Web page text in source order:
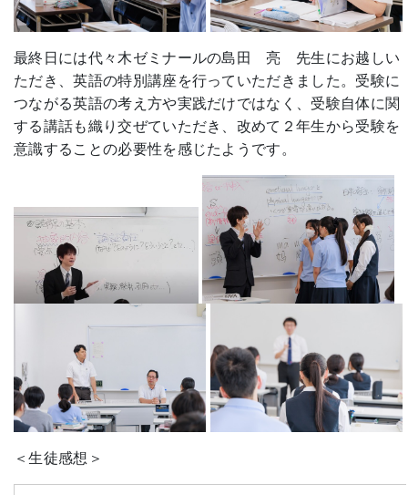
最終日には代々木ゼミナールの島田 亮 先生にお越しい
ただき、英語の特別講座を行っていただきました。受験に
つながる英語の考え方や実践だけではなく、受験自体に関
する講話も織り交ぜていただき、改めて２年生から受験を
意識することの必要性を感じたようです。
＜生徒感想＞